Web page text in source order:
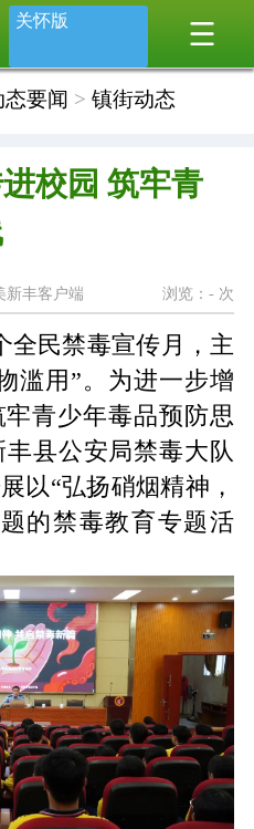
关怀版
态要闻 > 镇街动态
校园 筑牢青
浏览：- 次
新丰客户端
全民禁毒宣传月，主
滥用”。为进一步增
青少年毒品预防思
县公安局禁毒大队
以“弘扬硝烟精神，
的禁毒教育专题活